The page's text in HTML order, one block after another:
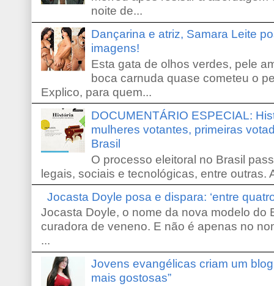
noite de...
Dançarina e atriz, Samara Leite
imagens!
Esta gata de olhos verdes, pele
boca carnuda quase cometeu o
Explico, para quem...
DOCUMENTÁRIO ESPECIAL:
mulheres votantes, primeiras
Brasil
O processo eleitoral no Brasil
legais, sociais e tecnológicas, entre outras.
Jocasta Doyle posa e dispara: ‘entre
Jocasta Doyle, o nome da nova modelo do
curadora de veneno. E não é apenas no
...
Jovens evangélicas criam um
mais gostosas”